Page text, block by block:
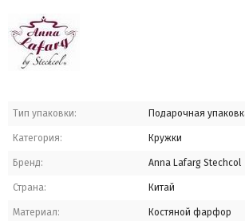
Тип упаковки: Подарочная
Категория: Кружки
Бренд: Anna Lafarg Stechcol
Страна: Китай
Материал: Костяной фарфор